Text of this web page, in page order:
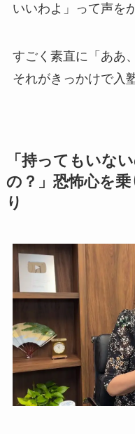
いいわよ」って声を
すごく素直に「ああ
それがきっかけで入
「持ってもいな
の？」恐怖心を
り